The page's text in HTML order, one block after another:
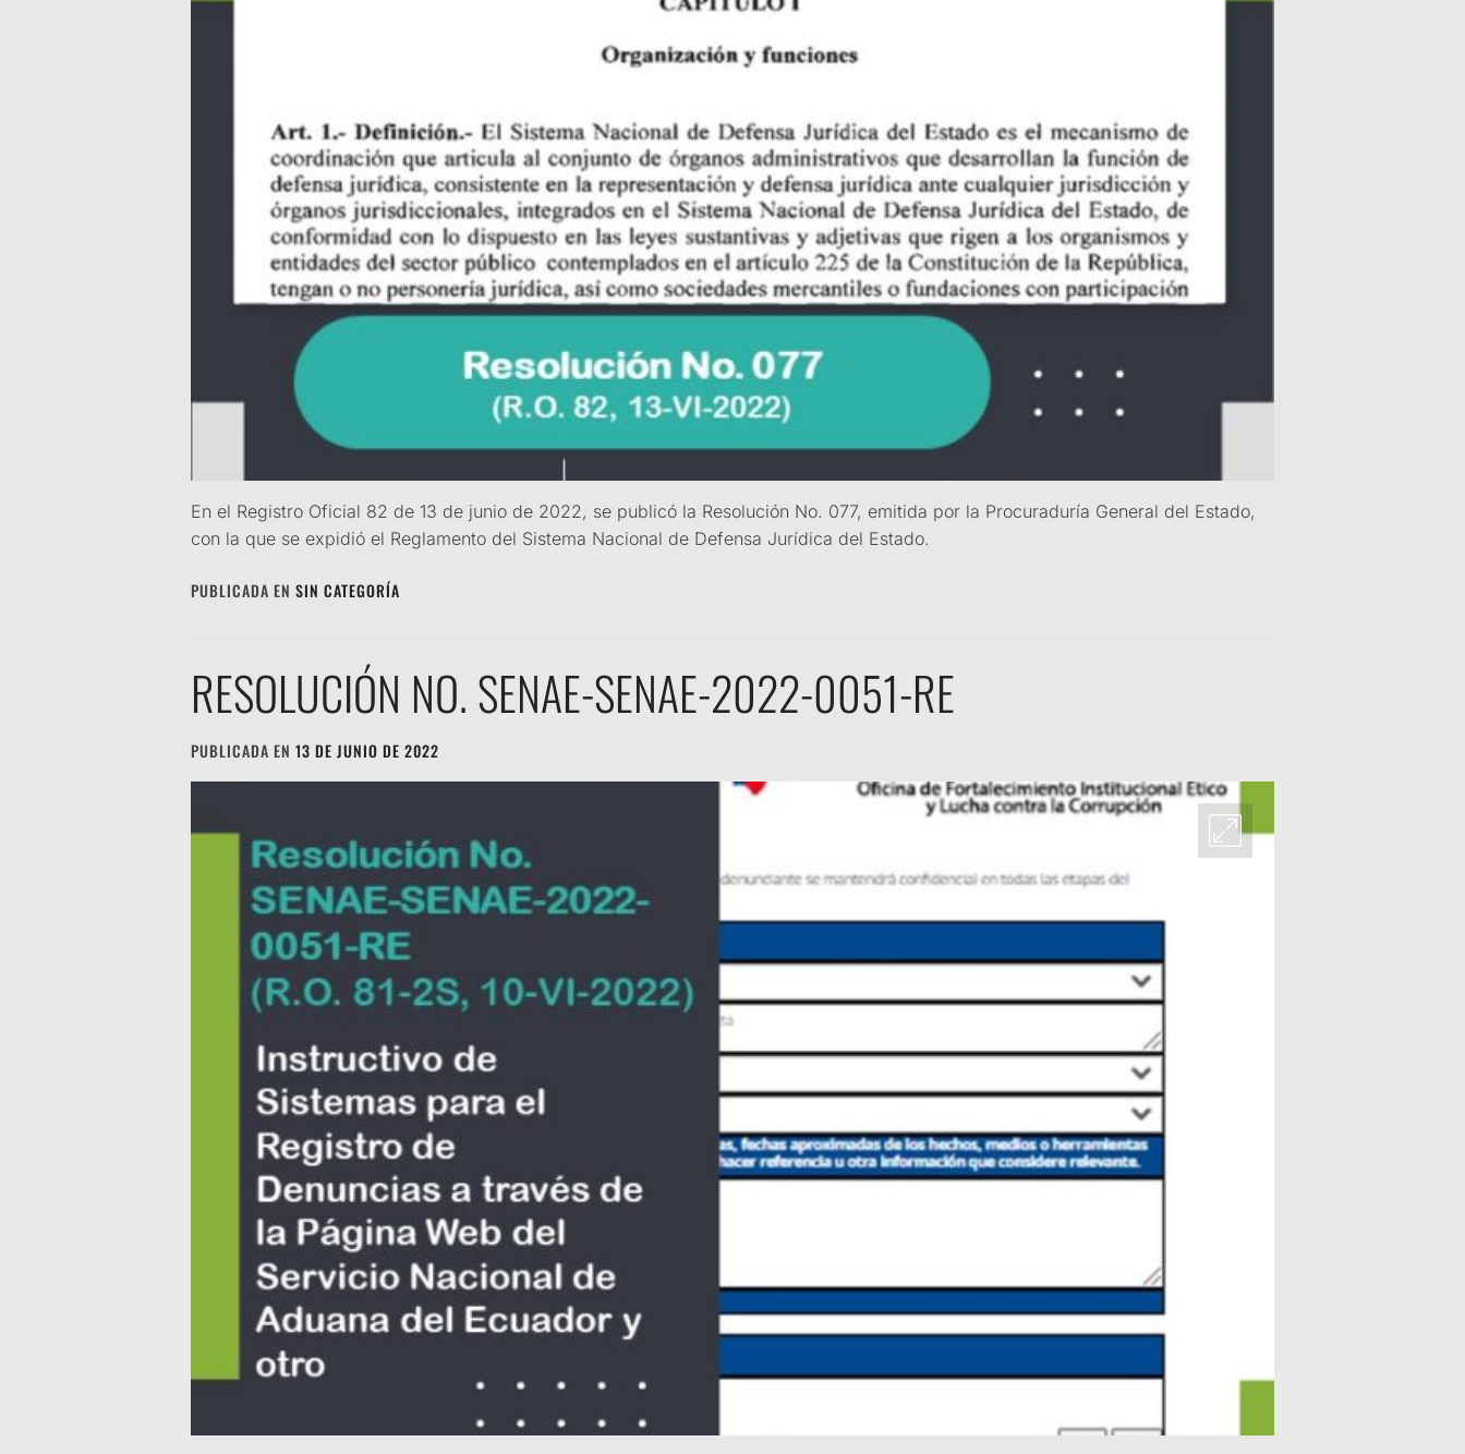
En el Registro Oficial 82 de 13 de junio de 2022, se publicó la Resolución No. 077, emitida por la Procuraduría General del Estado,
con la que se expidió el Reglamento del Sistema Nacional de Defensa Jurídica del Estado.
PUBLICADA EN SIN CATEGORÍA
RESOLUCIÓN NO. SENAE-SENAE-2022-0051-RE
PUBLICADA EN 13 DE JUNIO DE 2022